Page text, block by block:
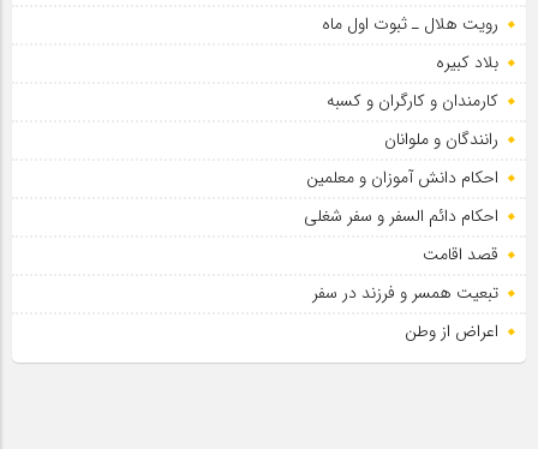
رویت هلال ـ ثبوت اول ماه
بلاد کبیره
کارمندان و کارگران و کسبه
رانندگان و ملوانان
احکام دانش آموزان و معلمین
احکام دائم السفر و سفر شغلی
قصد اقامت
تبعیت همسر و فرزند در سفر
اعراض از وطن